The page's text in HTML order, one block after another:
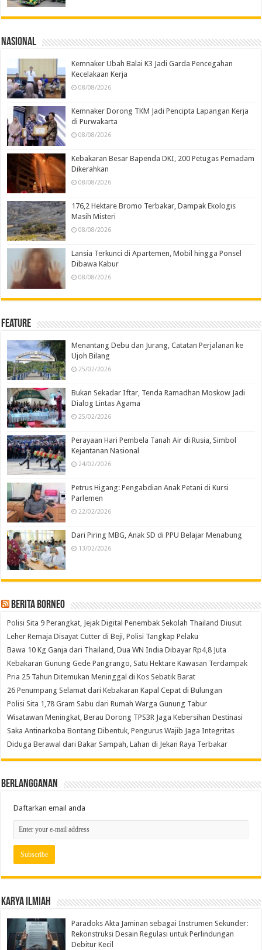
Nasional
Kemnaker Ubah Balai K3 Jadi Garda Pencegahan
Kecelakaan Kerja
08/08/2026
Kemnaker Dorong TKM Jadi Pencipta Lapangan Kerja
di Purwakarta
08/08/2026
Kebakaran Besar Bapenda DKI, 200 Petugas Pemadam
Dikerahkan
08/08/2026
176,2 Hektare Bromo Terbakar, Dampak Ekologis
Masih Misteri
08/08/2026
Lansia Terkunci di Apartemen, Mobil hingga Ponsel
Dibawa Kabur
08/08/2026
Feature
Menantang Debu dan Jurang, Catatan Perjalanan ke
Ujoh Bilang
25/02/2026
Bukan Sekadar Iftar, Tenda Ramadhan Moskow Jadi
Dialog Lintas Agama
25/02/2026
Perayaan Hari Pembela Tanah Air di Rusia, Simbol
Kejantanan Nasional
24/02/2026
Petrus Higang: Pengabdian Anak Petani di Kursi
Parlemen
22/02/2026
Dari Piring MBG, Anak SD di PPU Belajar Menabung
13/02/2026
Berita Borneo
Polisi Sita 9 Perangkat, Jejak Digital Penembak Sekolah Thailand Diusut
Leher Remaja Disayat Cutter di Beji, Polisi Tangkap Pelaku
Bawa 10 Kg Ganja dari Thailand, Dua WN India Dibayar Rp4,8 Juta
Kebakaran Gunung Gede Pangrango, Satu Hektare Kawasan Terdampak
Pria 25 Tahun Ditemukan Meninggal di Kos Sebatik Barat
26 Penumpang Selamat dari Kebakaran Kapal Cepat di Bulungan
Polisi Sita 1,78 Gram Sabu dari Rumah Warga Gunung Tabur
Wisatawan Meningkat, Berau Dorong TPS3R Jaga Kebersihan Destinasi
Saka Antinarkoba Bontang Dibentuk, Pengurus Wajib Jaga Integritas
Diduga Berawal dari Bakar Sampah, Lahan di Jekan Raya Terbakar
Berlangganan
Daftarkan email anda
Karya Ilmiah
Paradoks Akta Jaminan sebagai Instrumen Sekunder:
Rekonstruksi Desain Regulasi untuk Perlindungan
Debitur Kecil